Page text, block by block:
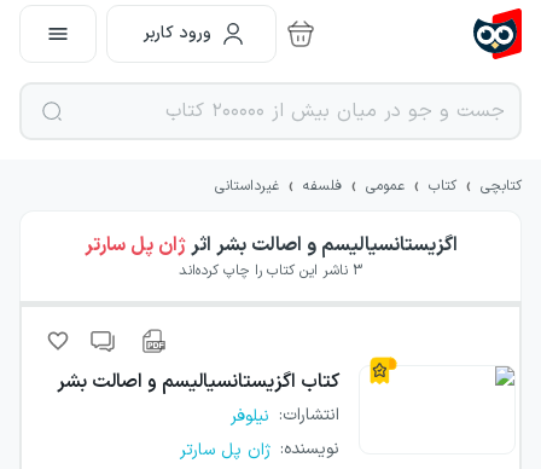
ورود کاربر
کتابچی › کتاب › عمومی › فلسفه › غیرداستانی
اگزیستانسیالیسم و اصالت بشر اثرژان پل سارتر
3 ناشر این کتاب را چاپ کرده‌اند
کتاب اگزیستانسیالیسم و اصالت بشر
انتشارات: نیلوفر
نویسنده: ژان پل سارتر